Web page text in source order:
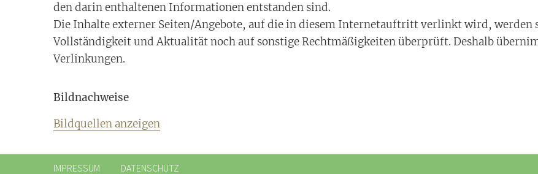
den darin enthaltenen Informationen entstanden sind.
Die Inhalte externer Seiten/Angebote, auf die in diesem Internetauftritt verlinkt wird, werden
Vollständigkeit und Aktualität noch auf sonstige Rechtmäßigkeiten überprüft. Deshalb
Verlinkungen.
Bildnachweise
Bildquellen anzeigen
IMPRESSUM DATENSCHUTZ